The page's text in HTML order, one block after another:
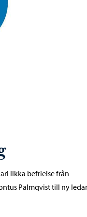
Ilkka befrielse från
Palmqvist till ny